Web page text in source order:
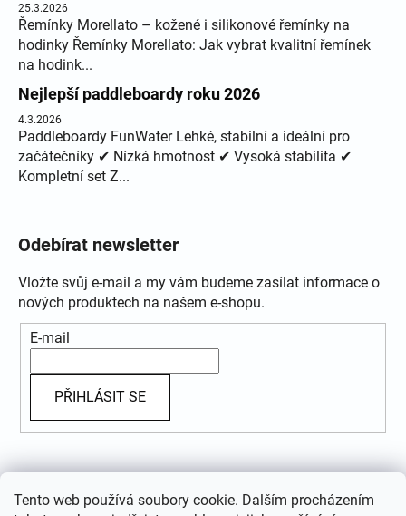
Tento web používá soubory cookie. Dalším procházením
25.3.2026
Řemínky Morellato – kožené i silikonové řemínky na
hodinky Řemínky Morellato: Jak vybrat kvalitní řemínek
na hodink...
Nejlepší paddleboardy roku 2026
4.3.2026
Paddleboardy FunWater Lehké, stabilní a ideální pro
začátečníky ✔ Nízká hmotnost ✔ Vysoká stabilita ✔
Kompletní set Z...
Odebírat newsletter
Vložte svůj e-mail a my vám budeme zasílat informace o
nových produktech na našem e-shopu.
E-mail
PŘIHLÁSIT SE